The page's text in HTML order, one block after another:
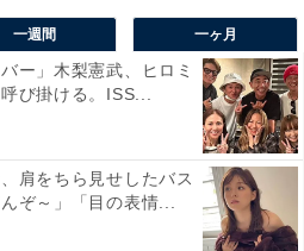
一週間 一ヶ月
ー」木梨憲武、ヒロミ
び掛ける。ISS...
肩をちら見せしたバス
ぞ～」「目の表情...